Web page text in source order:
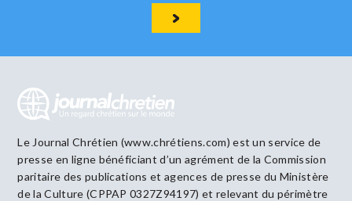
Le Journal Chrétien (www.chrétiens.com) est un service de
presse en ligne bénéficiant d’un agrément de la Commission
paritaire des publications et agences de presse du Ministère
de la Culture (CPPAP 0327Z94197) et relevant du périmètre